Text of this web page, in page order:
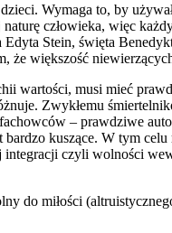
Wymaga to, by
człowieka, więc
Stein, święta
że większość
wartości, musi mieć
Zwykłemu
– prawdziwe
bardzo kuszące. W tym
czyli wolności
do miłości